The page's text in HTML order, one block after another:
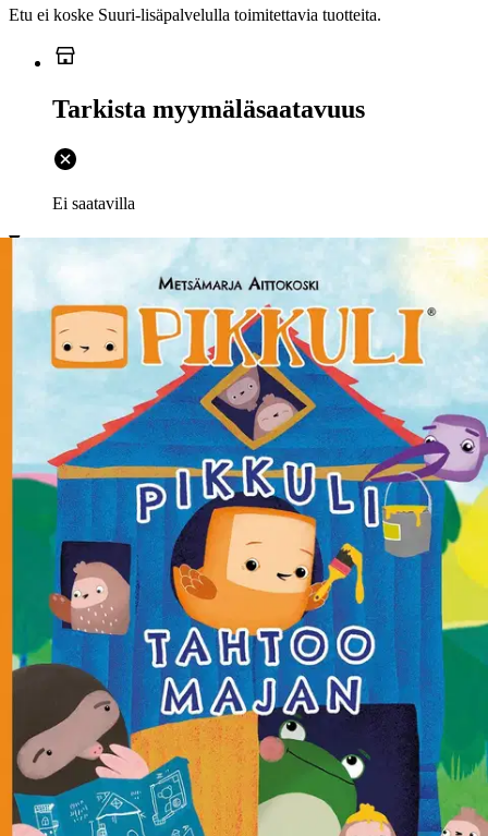
Etu ei koske Suuri‑lisäpalvelulla toimitettavia tuotteita.
Tarkista myymäläsaatavuus
Ei saatavilla
Tuotekuvaus
Suosittujen Pikkuli-kuvakirjojen seuraavassa osassa Pikkuli aikoo
rakentaa majan - mutta saako siellä viettää aikaa kukaan muu?
Pikkuli haluaisi istua ja lukea kotona kaikessa rauhassa, mutta äidin
ja isän siivoilu tekee siitä mahdotonta. Siksi Pikkuli päättää rakentaa
itselleen majan! Muut Aurinkonummen metsän eläimet rientävät
avuksi, ja yhteistyöllä majasta tuleekin hieno. Pikkuli ei kuitenkaan
halua jakaa rakennusta muiden kanssa ja ajaa ystävänsä pois.
Olisikohan majasta sittenkin ollut hauskinta nauttia yhdessä? Lapset
tuntevat Pikkulin Pikku Kakkosella esitetystä animaatiosarjasta, joka
on menestynyt myös kansainvälisesti: sen esitysoikeudet on myyty
jo useisiin kymmeniin maihin. Lisäksi Espoon kaupunki on
opettanut päiväkodeissa tunne- ja vuorovaikutustaitoja Pikkuli-
sovelluksen avulla. Sarjassa on aiemmin ilmestynyt kuvakirjat
Pikkulin syntymäpäivä, Pikkuli pelastaa päivän ja Pikkuli sanoo EI!
sekä yksi tarroin varusteltu puuhakirja.
Näytä lisää tuotekuvausta
Ominaisuudet